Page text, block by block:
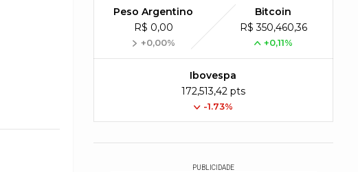
Peso Argentino
R$ 0,00
+0,00%
Bitcoin
R$ 350,460,36
+0,11%
Ibovespa
172,513,42 pts
-1.73%
PUBLICIDADE